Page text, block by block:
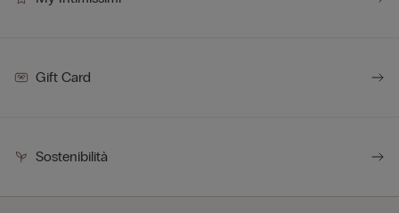
Gift Card
Sostenibilità